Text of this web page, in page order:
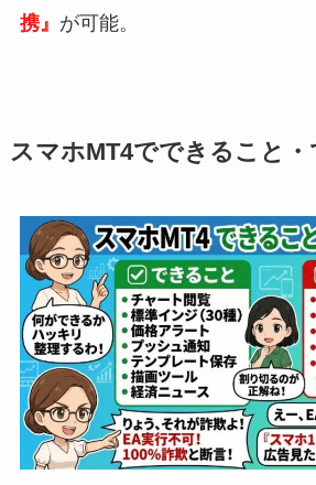
携』 が可能。
スマホMT4でできること